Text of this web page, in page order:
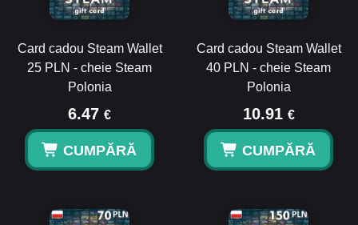
Card cadou Steam Wallet
25 PLN - cheie Steam
Polonia
6.47 €
CUMPĂRĂ
Card cadou Steam Wallet
40 PLN - cheie Steam
Polonia
10.91 €
CUMPĂRĂ